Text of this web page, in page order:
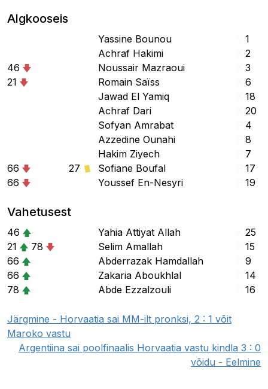
Algkooseis
Yassine Bounou
1
Achraf Hakimi
2
46
Noussair Mazraoui
3
21
Romain Saïss
6
Jawad El Yamiq
18
Achraf Dari
20
Sofyan Amrabat
4
Azzedine Ounahi
8
Hakim Ziyech
7
66
27 Sofiane Boufal
17
66
Youssef En-Nesyri 19
Vahetusest
46 Yahia Attiyat Allah
25
21
78 Selim Amallah
15
66
Abderrazak Hamdallah
9
66
Zakaria Aboukhlal
14
78
Abde Ezzalzouli 16
Järgmine - Horvaatia sai MM-ilt pronksi, 2 : 1 võit
Maroko vastu
Argentiina sai poolfinaalis Horvaatia vastu kindla 3 : 0
võidu - Eelmine